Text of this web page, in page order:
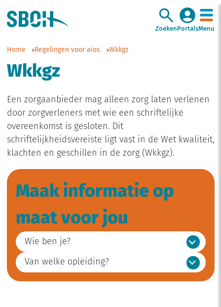
Zoeken PortalsMenu
Home Regelingen voor aios Wkkgz
Wkkgz
Een zorgaanbieder mag alleen zorg laten verlenen
door zorgverleners met wie een schriftelijke
overeenkomst is gesloten. Dit
schriftelijkheidsvereiste ligt vast in de Wet kwaliteit,
klachten en geschillen in de zorg (Wkkgz).
Maak informatie op
maat voor jou
Wie ben je?
Van welke opleiding?